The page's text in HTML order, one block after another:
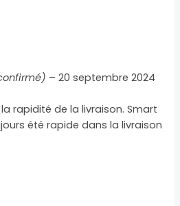
– 20 septembre 2024
rapidité de la livraison. Smart
été rapide dans la livraison